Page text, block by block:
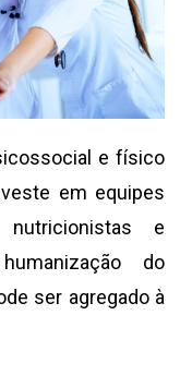
e físico
em equipes
e
do
ser agregado à